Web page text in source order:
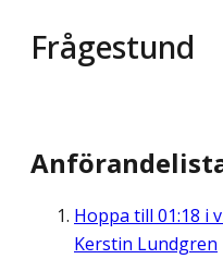
Frågestund
Hoppa till 01:18 i
Kerstin Lundgren